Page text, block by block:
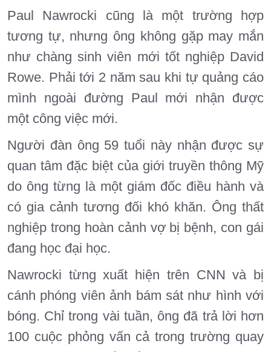
Paul Nawrocki cũng là một trường hợp
tương tự, nhưng ông không gặp may mắn
như chàng sinh viên mới tốt nghiệp David
Rowe. Phải tới 2 năm sau khi tự quảng cáo
mình ngoài đường Paul mới nhận được
một công việc mới.
Người đàn ông 59 tuổi này nhận được sự
quan tâm đặc biệt của giới truyền thông Mỹ
do ông từng là một giám đốc điều hành và
có gia cảnh tương đối khó khăn. Ông thất
nghiệp trong hoàn cảnh vợ bị bệnh, con gái
đang học đại học.
Nawrocki từng xuất hiện trên CNN và bị
cánh phóng viên ảnh bám sát như hình với
bóng. Chỉ trong vài tuần, ông đã trả lời hơn
100 cuộc phỏng vấn cả trong trường quay